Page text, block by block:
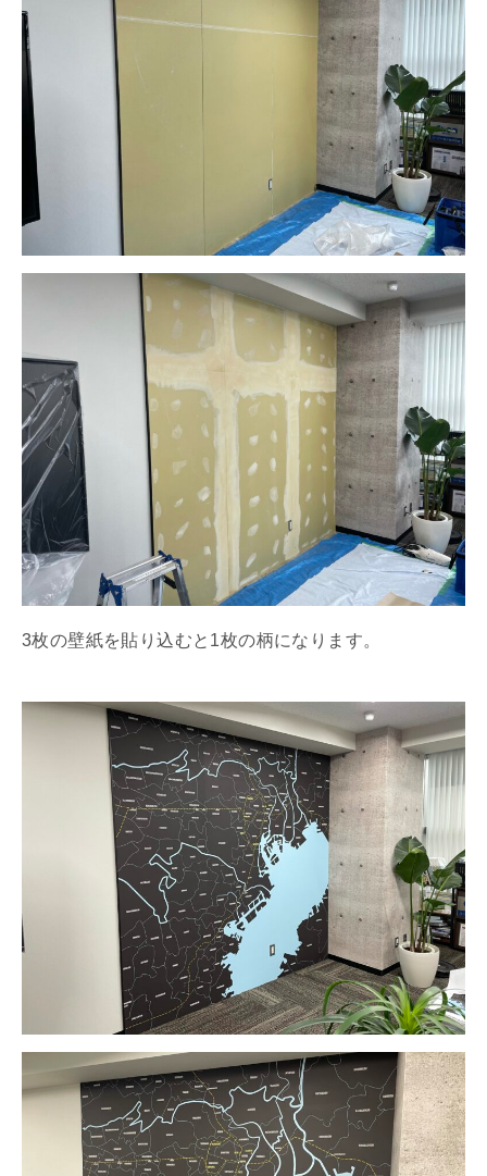
3枚の壁紙を貼り込むと1枚の柄になります。